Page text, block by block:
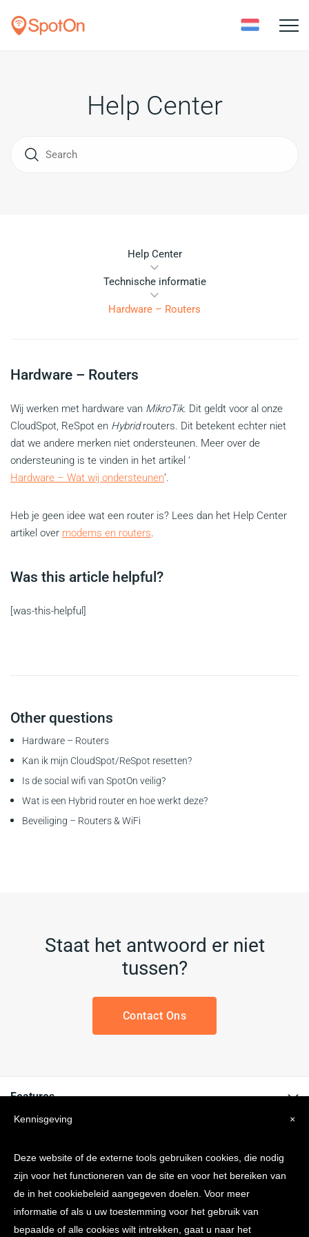
Toggle
Help Center
Help Center
Technische informatie
Hardware – Routers
Hardware – Routers
Wij werken met hardware van MikroTik. Dit geldt voor al onze
CloudSpot, ReSpot en Hybridrouters. Dit betekent echter niet
dat we andere merken niet ondersteunen. Meer over de
ondersteuning is te vinden in het artikel ‘
Hardware – Wat wij ondersteunen’.
Heb je geen idee wat een router is? Lees dan het Help Center
artikel over modems en routers.
Was this article helpful?
[was-this-helpful]
Other questions
Hardware – Routers
Kan ik mijn CloudSpot/ReSpot resetten?
Is de social wifi van SpotOn veilig?
Wat is een Hybrid router en hoe werkt deze?
Beveiliging – Routers & WiFi
Staat het antwoord er niet
tussen?
Contact Ons
Features
Bedrijf
Altijd op de hoogte
×
Kennisgeving
Deze website of de externe tools gebruiken cookies, die nodig
zijn voor het functioneren van de site en voor het bereiken van
de in het cookiebeleid aangegeven doelen. Voor meer
informatie of als u uw toestemming voor het gebruik van
bepaalde of alle cookies wilt intrekken, gaat u naar het